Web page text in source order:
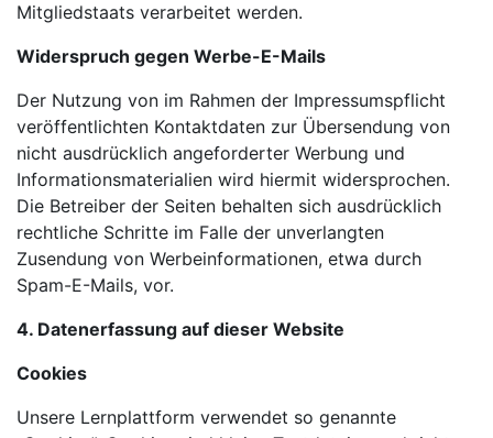
Mitgliedstaats verarbeitet werden.
Widerspruch gegen Werbe-E-Mails
Der Nutzung von im Rahmen der Impressumspflicht
veröffentlichten Kontaktdaten zur Übersendung von
nicht ausdrücklich angeforderter Werbung und
Informationsmaterialien wird hiermit widersprochen.
Die Betreiber der Seiten behalten sich ausdrücklich
rechtliche Schritte im Falle der unverlangten
Zusendung von Werbeinformationen, etwa durch
Spam-E-Mails, vor.
4. Datenerfassung auf dieser Website
Cookies
Unsere Lernplattform verwendet so genannte